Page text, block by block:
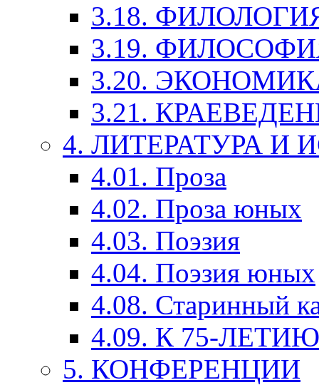
3.18.
3.19.
3.20.
3.21.
4. ЛИТЕРАТУРА И
4.01. Проза
4.02. Проза юных
4.03. Поэзия
4.04. Поэзия юных
4.08. Старинный
4.09. К 75-
5. КОНФЕРЕНЦИИ